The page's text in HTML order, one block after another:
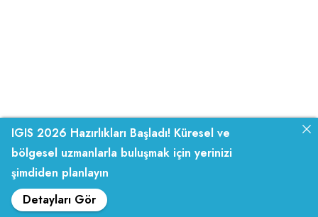
IGIS 2026 Hazırlıkları Başladı! Küresel ve
bölgesel uzmanlarla buluşmak için yerinizi
şimdiden planlayın
Detayları Gör